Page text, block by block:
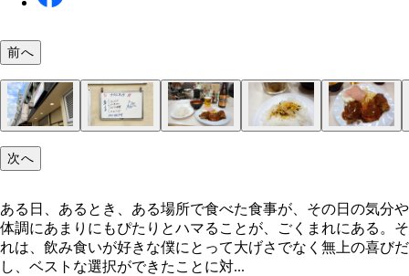
前へ
次へ
ある日、あるとき、ある場所で食べた食事が、その日の気分や
体調にあまりにもぴたりとハマることが、ごくまれにある。そ
れは、飲み食いが好きな僕にとって大げさでなく無上の喜びだ
し、ベストな選択ができたことに対...